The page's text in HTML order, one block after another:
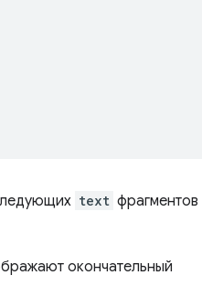
text фрагментов
окончательный